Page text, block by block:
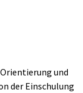
und
der Einschulung